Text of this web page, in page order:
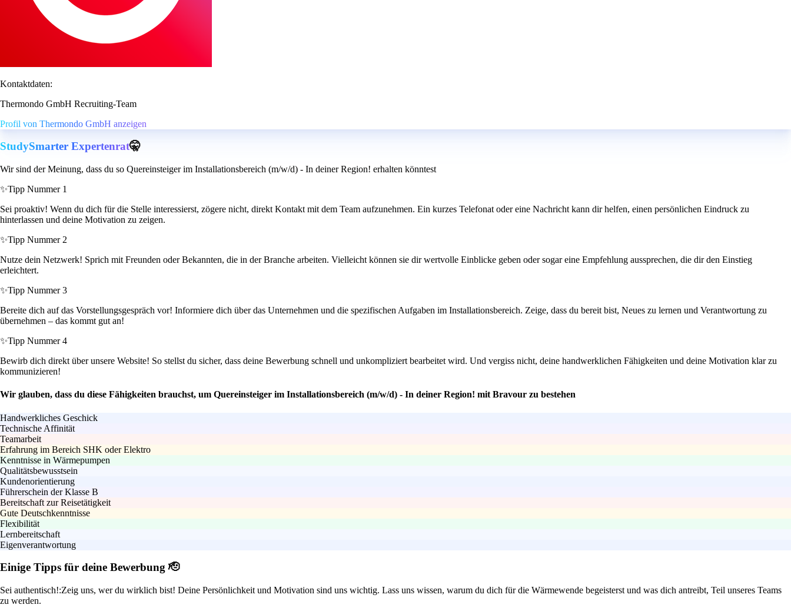
Kontaktdaten:
Thermondo GmbH Recruiting-Team
Profil von Thermondo GmbH anzeigen
StudySmarter Expertenrat🤫
Wir sind der Meinung, dass du so Quereinsteiger im Installationsbereich (m/w/d) - In deiner Region! erhalten könntest
✨Tipp Nummer 1
Sei proaktiv! Wenn du dich für die Stelle interessierst, zögere nicht, direkt Kontakt mit dem Team aufzunehmen. Ein kurzes Telefonat oder eine Nachricht kann dir helfen, einen persönlichen Eindruck zu
hinterlassen und deine Motivation zu zeigen.
✨Tipp Nummer 2
Nutze dein Netzwerk! Sprich mit Freunden oder Bekannten, die in der Branche arbeiten. Vielleicht können sie dir wertvolle Einblicke geben oder sogar eine Empfehlung aussprechen, die dir den Einstieg
erleichtert.
✨Tipp Nummer 3
Bereite dich auf das Vorstellungsgespräch vor! Informiere dich über das Unternehmen und die spezifischen Aufgaben im Installationsbereich. Zeige, dass du bereit bist, Neues zu lernen und Verantwortung zu
übernehmen – das kommt gut an!
✨Tipp Nummer 4
Bewirb dich direkt über unsere Website! So stellst du sicher, dass deine Bewerbung schnell und unkompliziert bearbeitet wird. Und vergiss nicht, deine handwerklichen Fähigkeiten und deine Motivation klar zu
kommunizieren!
Wir glauben, dass du diese Fähigkeiten brauchst, um Quereinsteiger im Installationsbereich (m/w/d) - In deiner Region! mit Bravour zu bestehen
Handwerkliches Geschick
Technische Affinität
Teamarbeit
Erfahrung im Bereich SHK oder Elektro
Kenntnisse in Wärmepumpen
Qualitätsbewusstsein
Kundenorientierung
Führerschein der Klasse B
Bereitschaft zur Reisetätigkeit
Gute Deutschkenntnisse
Flexibilität
Lernbereitschaft
Eigenverantwortung
Einige Tipps für deine Bewerbung 🫡
Sei authentisch!:Zeig uns, wer du wirklich bist! Deine Persönlichkeit und Motivation sind uns wichtig. Lass uns wissen, warum du dich für die Wärmewende begeisterst und was dich antreibt, Teil unseres Teams
zu werden.